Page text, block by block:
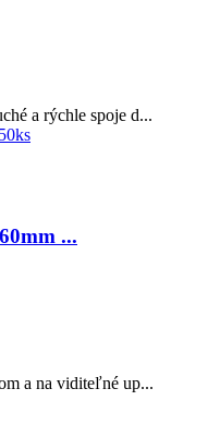
a rýchle spoje d...
...
a na viditeľné up...